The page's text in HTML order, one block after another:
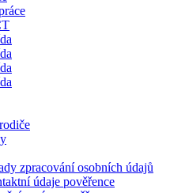
zpracování osobních údajů
údaje pověřence